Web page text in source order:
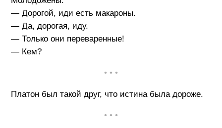
— Дорогой, иди есть макароны.
— Да, дорогая, иду.
— Только они переваренные!
— Кем?
• • •
Платон был такой друг, что истина была дороже.
• • •